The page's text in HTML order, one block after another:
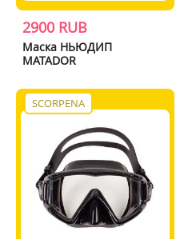
2900 RUB
Маска НЬЮДИП
MATADOR
SCORPENA